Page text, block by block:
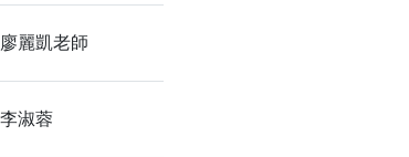
廖麗凱老師
李淑蓉